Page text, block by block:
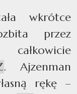
wkrótce
przez
. Ajzenman
rękę –